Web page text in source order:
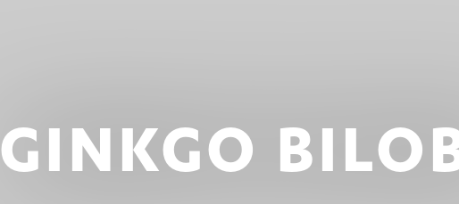
GINKGO